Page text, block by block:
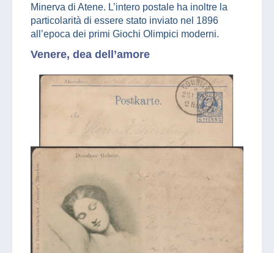
Minerva di Atene. L’intero postale ha inoltre la
particolarità di essere stato inviato nel 1896
all’epoca dei primi Giochi Olimpici moderni.
Venere, dea dell’amore